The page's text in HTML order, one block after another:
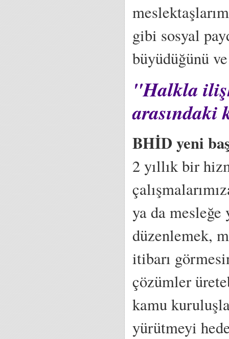
gibi sosyal
büyüdüğünü
"Halkla
BHİD yeni
2 yıllık bir
ya da
düzenlemek,
itibarı
çözümler
kamu
yürütmeyi